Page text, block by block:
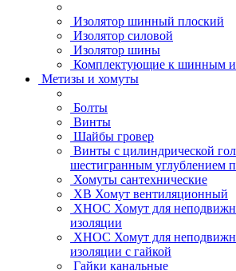
Изолятор шинный плоский
Изолятор силовой
Изолятор шины
Комплектующие к шинным
Метизы и хомуты
Болты
Винты
Шайбы гровер
Винты с цилиндрической
шестигранным углублением
Хомуты сантехнические
ХВ Хомут вентиляционный
ХНОС Хомут для
изоляции
ХНОС Хомут для
изоляции с гайкой
Гайки канальные